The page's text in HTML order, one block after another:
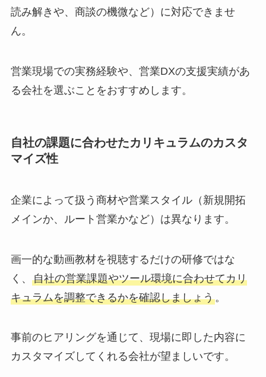
読み解きや、商談の機微など）に対応できませ
ん。
営業現場での実務経験や、営業DXの支援実績があ
る会社を選ぶことをおすすめします。
自社の課題に合わせたカリキュラムのカスタ
マイズ性
企業によって扱う商材や営業スタイル（新規開拓
メインか、ルート営業かなど）は異なります。
画一的な動画教材を視聴するだけの研修ではな
く、 自社の営業課題やツール環境に合わせてカリ
キュラムを調整できるかを確認しましょう。
事前のヒアリングを通じて、現場に即した内容に
カスタマイズしてくれる会社が望ましいです。